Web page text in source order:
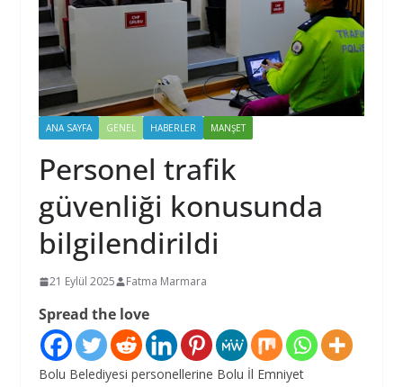
ANA SAYFA GENEL HABERLER MANŞET
Personel trafik
güvenliği konusunda
bilgilendirildi
21 Eylül 2025 Fatma Marmara
Spread the love
Bolu Belediyesi personellerine Bolu İl Emniyet